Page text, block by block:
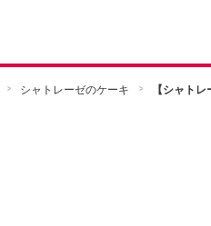
シャトレーゼのケーキ 【シャト